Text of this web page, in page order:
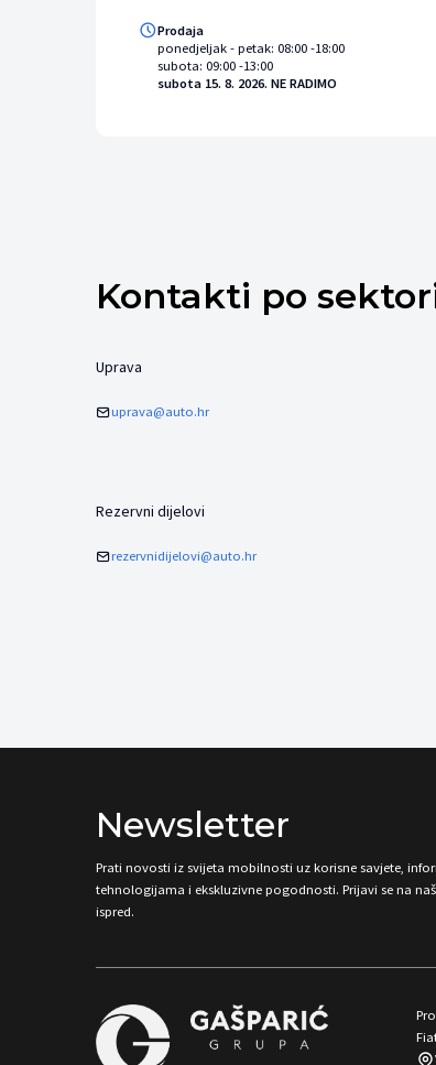
Prodaja
ponedjeljak - petak: 08:00 -18:00
subota: 09:00 -13:00
subota 15. 8. 2026. NE RADIMO
Kontakti po
Uprava
uprava@auto.hr
Rezervni dijelovi
rezervnidijelovi@auto.hr
Newsletter
Prati novosti iz svijeta mobilnosti uz korisne savjete,
tehnologijama i ekskluzivne pogodnosti. Prijavi se na
ispred.